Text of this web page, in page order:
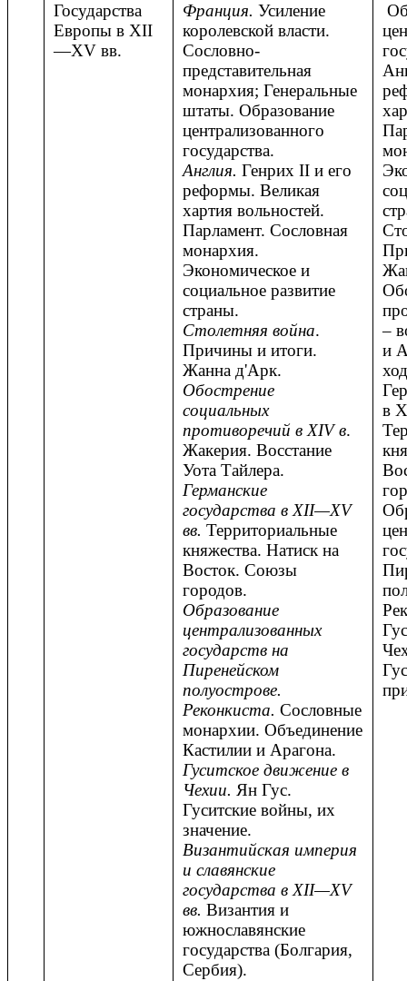
Государства
Европы в XII
—XV вв.
Франция. Усиление
королевской власти.
Сословно-
представительная
монархия; Генеральные
штаты. Образование
централизованного
государства.
Англия. Генрих II и его
реформы. Великая
хартия вольностей.
Парламент. Сословная
монархия.
Экономическое и
социальное развитие
страны.
Столетняя война.
Причины и итоги.
Жанна д'Арк.
Обострение
социальных
противоречий в XIV в.
Жакерия. Восстание
Уота Тайлера.
Германские
государства в XII—XV
вв. Территориальные
княжества. Натиск на
Восток. Союзы
городов.
Образование
централизованных
государств на
Пиренейском
полуострове.
Реконкиста. Сословные
монархии. Объединение
Кастилии и Арагона.
Гуситское движение в
Чехии. Ян Гус.
Гуситские войны, их
значение.
Византийская империя
и славянские
государства в XII—XV
вв. Византия и
южнославянские
государства (Болгария,
Сербия).
–
и
в